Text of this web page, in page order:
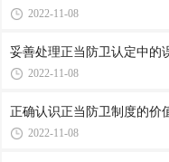
2022-11-08
妥善处理正当防卫认定中的
2022-11-08
正确认识正当防卫制度的价
2022-11-08